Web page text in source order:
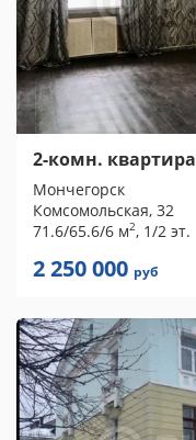
2-комн. квартира
Мончегорск
Комсомольская, 32
71.6/65.6/6 м2, 1/2 эт.
2 250 000 руб